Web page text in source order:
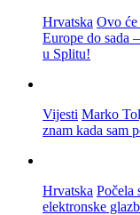
Hrvatska Ovo
Europe do sada
u Splitu!
Vijesti Marko
znam kada sam
Hrvatska Počela
elektronske